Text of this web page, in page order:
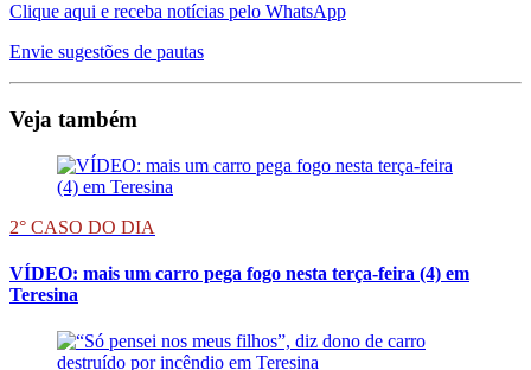
Clique aqui e receba notícias pelo WhatsApp
Envie sugestões de pautas
Veja também
2° CASO DO DIA
VÍDEO: mais um carro pega fogo nesta terça-feira (4) em
Teresina